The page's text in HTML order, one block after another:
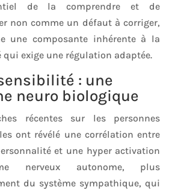
de la comprendre et de
non comme un défaut à corriger,
une composante inhérente à la
exige une régulation adaptée.
: une
neuro biologique
récentes sur les personnes
ont révélé une corrélation entre
et une hyper activation
nerveux autonome, plus
du système sympathique, qui